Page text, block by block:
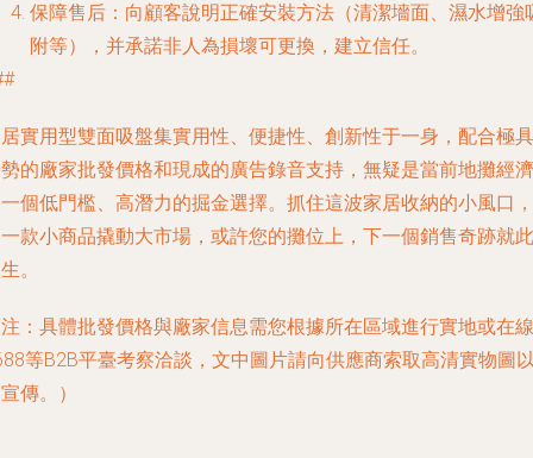
保障售后 ：向顧客說明正確安裝方法（清潔墻面、濕水增強
附等），并承諾非人為損壞可更換，建立信任。
實用型雙面吸盤集實用性、便捷性、創新性于一身，配合極具
的廠家批發價格和現成的廣告錄音支持，無疑是當前地攤經濟
個低門檻、高潛力的掘金選擇。抓住這波家居收納的小風口，
款小商品撬動大市場，或許您的攤位上，下一個銷售奇跡就此
。
：具體批發價格與廠家信息需您根據所在區域進行實地或在線
等B2B平臺考察洽談，文中圖片請向供應商索取高清實物圖
傳。）